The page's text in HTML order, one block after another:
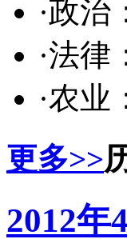
·政治
·法律
·农业
更多>>
2012年